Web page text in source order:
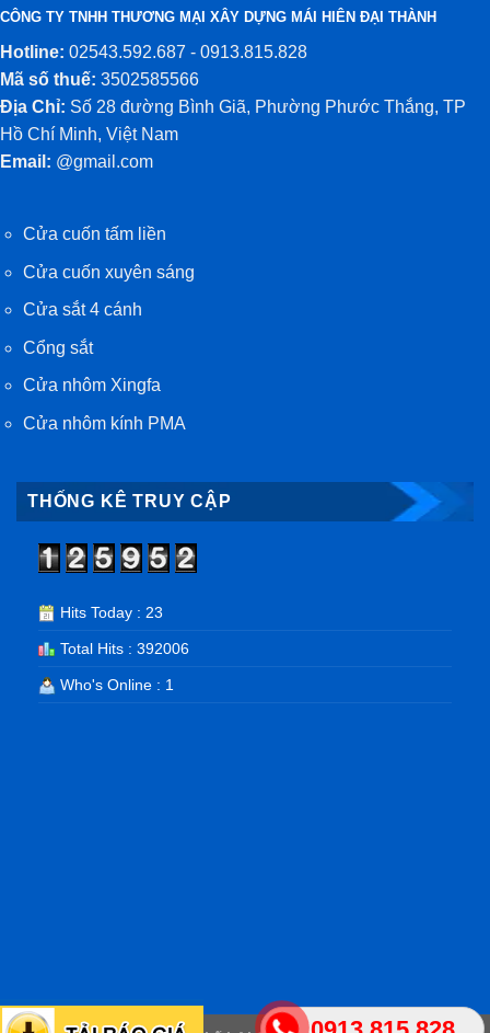
CÔNG TY TNHH THƯƠNG MẠI XÂY DỰNG MÁI HIÊN ĐẠI THÀNH
Hotline: 02543.592.687 - 0913.815.828
Mã số thuế: 3502585566
Địa Chỉ: Số 28 đường Bình Giã, Phường Phước Thắng, TP
Hồ Chí Minh, Việt Nam
Email: @gmail.com
Cửa cuốn tấm liền
Cửa cuốn xuyên sáng
Cửa sắt 4 cánh
Cổng sắt
Cửa nhôm Xingfa
Cửa nhôm kính PMA
THỐNG KÊ TRUY CẬP
Hits Today : 23
Total Hits : 392006
Who's Online : 1